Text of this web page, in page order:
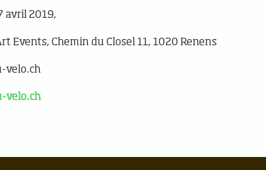
avril 2019,
Events, Chemin du Closel 11, 1020 Renens
velo.ch
velo.ch